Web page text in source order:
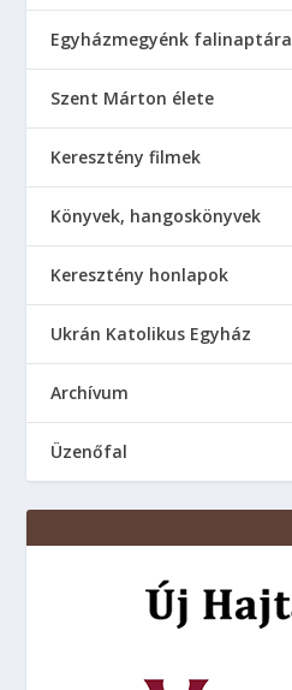
Egyházmegyénk falinaptára
Szent Márton élete
Keresztény filmek
Könyvek, hangoskönyvek
Keresztény honlapok
Ukrán Katolikus Egyház
Аrchívum
Üzenőfal